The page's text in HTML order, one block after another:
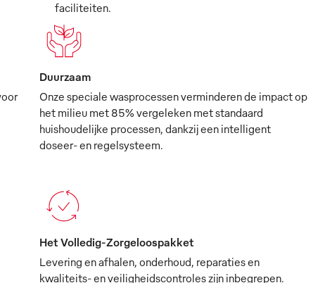
faciliteiten.
Duurzaam
Onze speciale wasprocessen verminderen de impact op
het milieu met 85% vergeleken met standaard
huishoudelijke processen, dankzij een intelligent
doseer- en regelsysteem.
Het Volledig-Zorgeloospakket
Levering en afhalen, onderhoud, reparaties en
kwaliteits- en veiligheidscontroles zijn inbegrepen.